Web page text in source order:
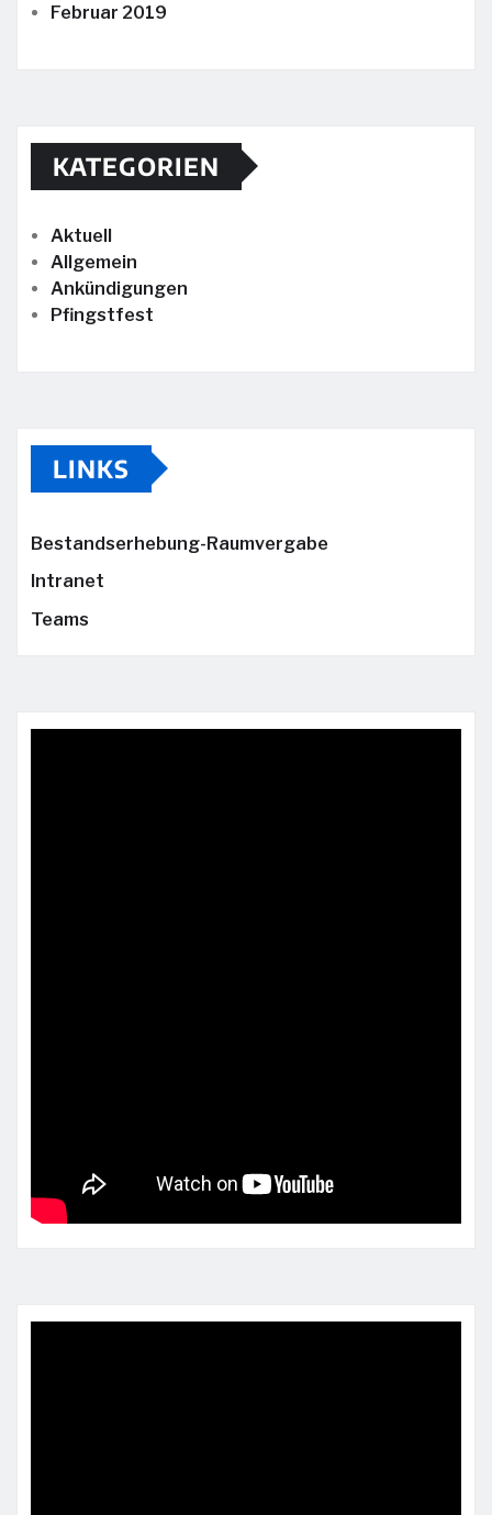
Februar 2019
KATEGORIEN
Aktuell
Allgemein
Ankündigungen
Pfingstfest
LINKS
Bestandserhebung-Raumvergabe
Intranet
Teams